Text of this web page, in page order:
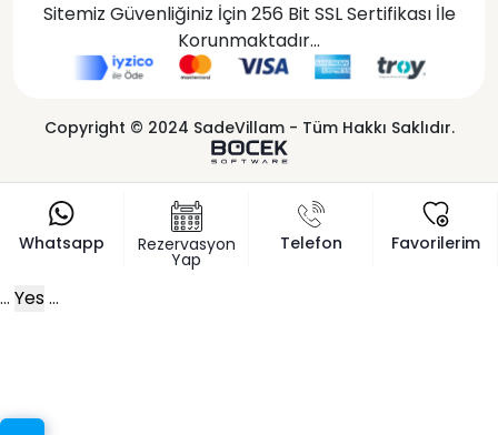
Sitemiz Güvenliğiniz İçin 256 Bit SSL Sertifikası İle
Korunmaktadır...
Copyright © 2024 SadeVillam - Tüm Hakkı Saklıdır.
Whatsapp Rezervasyon
Yap
Telefon Favorilerim
... Yes...